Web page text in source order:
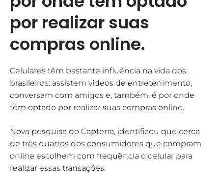
por realizar suas
compras online.
Celulares têm bastante influência na vida dos
brasileiros: assistem vídeos de entretenimento,
conversam com amigos e, também, é por onde
têm optado por realizar suas compras online.
Nova pesquisa do Capterra, identificou que cerca
de três quartos dos consumidores que compram
online escolhem com frequência o celular para
realizar essas transações.